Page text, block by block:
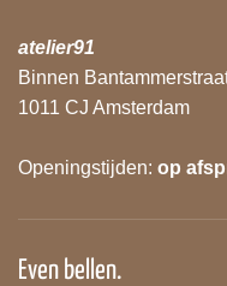
atelier91
Binnen
1011 CJ Amsterdam
Openingstijden: op
Even bellen.